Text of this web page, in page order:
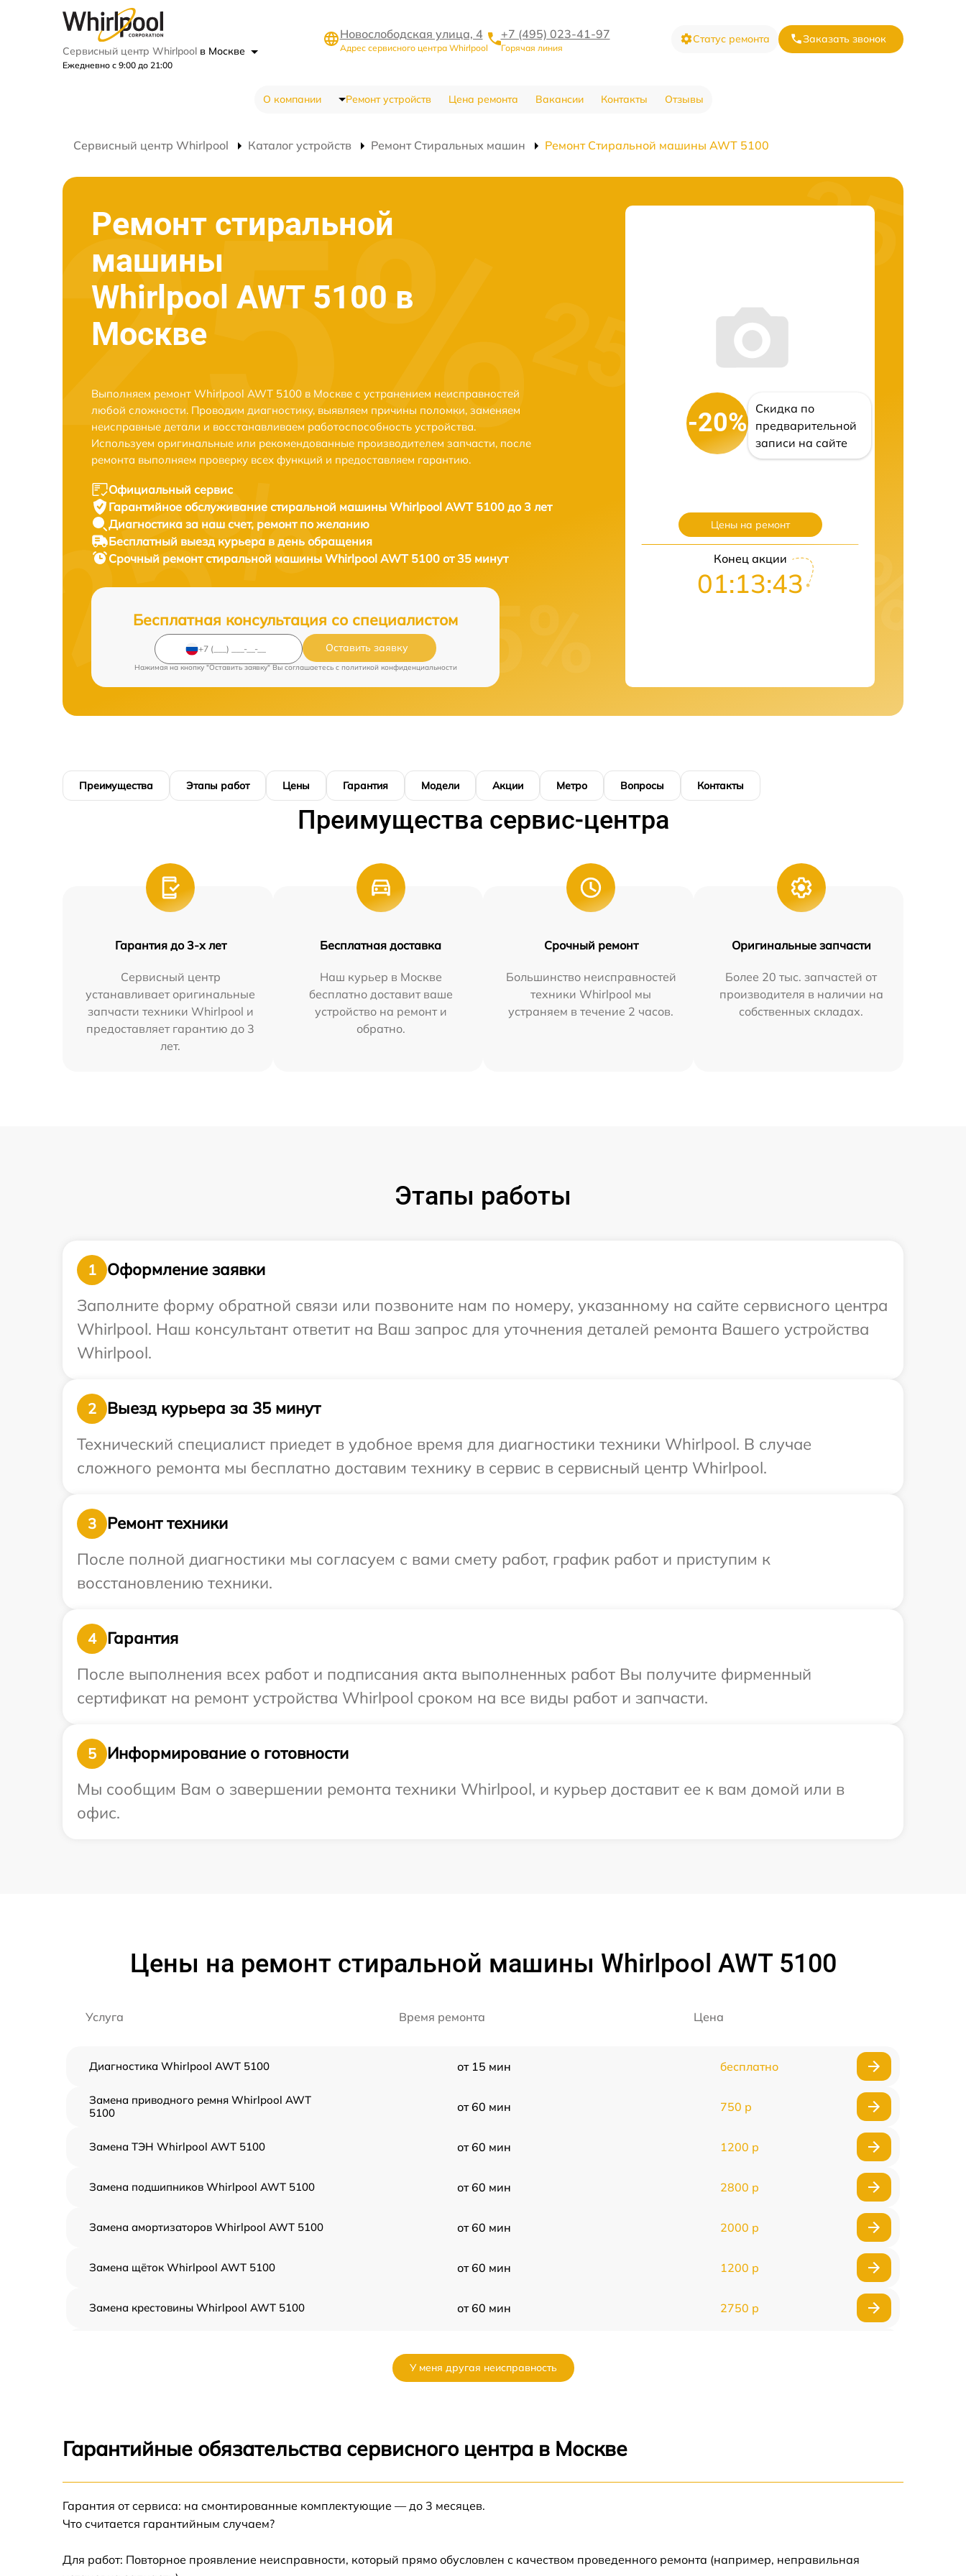
Сервисный центр Whirlpool в Москве
Ежедневно с 9:00 до 21:00
Новослободская улица, 4
Адрес сервисного центра Whirlpool
+7 (495) 023-41-97
Горячая линия
Статус ремонта Заказать звонок
О компании Ремонт устройств Цена ремонта Вакансии Контакты Отзывы
Сервисный центр Whirlpool Каталог устройств Ремонт Стиральных машин Ремонт Стиральной машины AWT 5100
Ремонт стиральной
машины
Whirlpool AWT 5100 в
Москве
Выполняем ремонт Whirlpool AWT 5100 в Москве с устранением неисправностей
любой сложности. Проводим диагностику, выявляем причины поломки, заменяем
неисправные детали и восстанавливаем работоспособность устройства.
Используем оригинальные или рекомендованные производителем запчасти, после
ремонта выполняем проверку всех функций и предоставляем гарантию.
Официальный сервис
Гарантийное обслуживание стиральной машины Whirlpool AWT 5100 до 3 лет
Диагностика за наш счет, ремонт по желанию
Бесплатный выезд курьера в день обращения
Срочный ремонтстиральной машины Whirlpool AWT 5100 от 35 минут
Бесплатная консультация со специалистом
Оставить заявку
Нажимая на кнопку "Оставить заявку" Вы соглашаетесь c политикой конфиденциальности
-20%
Скидка по
предварительной
записи на сайте
Цены на ремонт
Конец акции
01:13:42
Преимущества Этапы работ Цены Гарантия Модели Акции Метро Вопросы Контакты
Преимущества сервис-центра
Гарантия до 3-х лет
Сервисный центр
устанавливает оригинальные
запчасти техники Whirlpool и
предоставляет гарантию до 3
лет.
Бесплатная доставка
Наш курьер в Москве
бесплатно доставит ваше
устройство на ремонт и
обратно.
Срочный ремонт
Большинство неисправностей
техники Whirlpool мы
устраняем в течение 2 часов.
Оригинальные запчасти
Более 20 тыс. запчастей от
производителя в наличии на
собственных складах.
Этапы работы
1
Оформление заявки
Заполните форму обратной связи или позвоните нам по номеру, указанному на сайте сервисного центра
Whirlpool. Наш консультант ответит на Ваш запрос для уточнения деталей ремонта Вашего устройства
Whirlpool.
2
Выезд курьера за 35 минут
Технический специалист приедет в удобное время для диагностики техники Whirlpool. В случае
сложного ремонта мы бесплатно доставим технику в сервис в сервисный центр Whirlpool.
3
Ремонт техники
После полной диагностики мы согласуем с вами смету работ, график работ и приступим к
восстановлению техники.
4
Гарантия
После выполнения всех работ и подписания акта выполненных работ Вы получите фирменный
сертификат на ремонт устройства Whirlpool сроком на все виды работ и запчасти.
5
Информирование о готовности
Мы сообщим Вам о завершении ремонта техники Whirlpool, и курьер доставит ее к вам домой или в
офис.
Цены на ремонт стиральной машины Whirlpool AWT 5100
Услуга Время ремонта Цена
Диагностика Whirlpool AWT 5100 от 15 мин бесплатно
Замена приводного ремня Whirlpool AWT
5100
от 60 мин 750 р
Замена ТЭН Whirlpool AWT 5100 от 60 мин 1200 р
Замена подшипников Whirlpool AWT 5100 от 60 мин 2800 р
Замена амортизаторов Whirlpool AWT 5100 от 60 мин 2000 р
Замена щёток Whirlpool AWT 5100 от 60 мин 1200 р
Замена крестовины Whirlpool AWT 5100 от 60 мин 2750 р
Замена УБЛ Whirlpool AWT 5100 от 60 мин
AWT 5100
У меня другая неисправность
Гарантийные обязательства сервисного центра в Москве
Гарантия от сервиса: на смонтированные комплектующие — до 3 месяцев.
Что считается гарантийным случаем?
Для работ: Повторное проявление неисправности, который прямо обусловлен с качеством проведенного ремонта (например, неправильная